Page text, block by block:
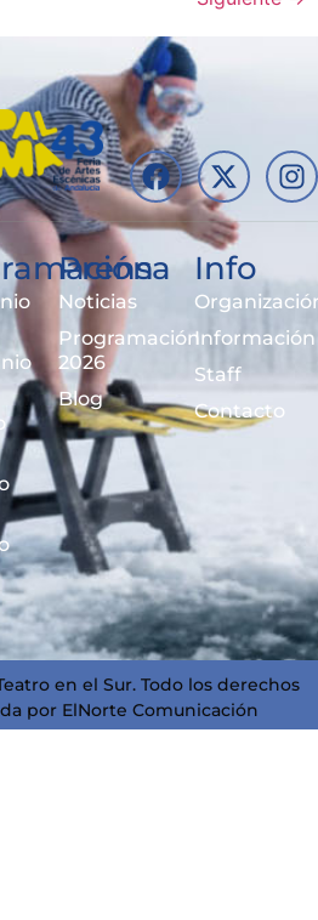
Prensa
Noticias
Programación
2026
Blog
Info
Información
Staff
Contacto
en el Sur. Todo los derechos
por ElNorte Comunicación